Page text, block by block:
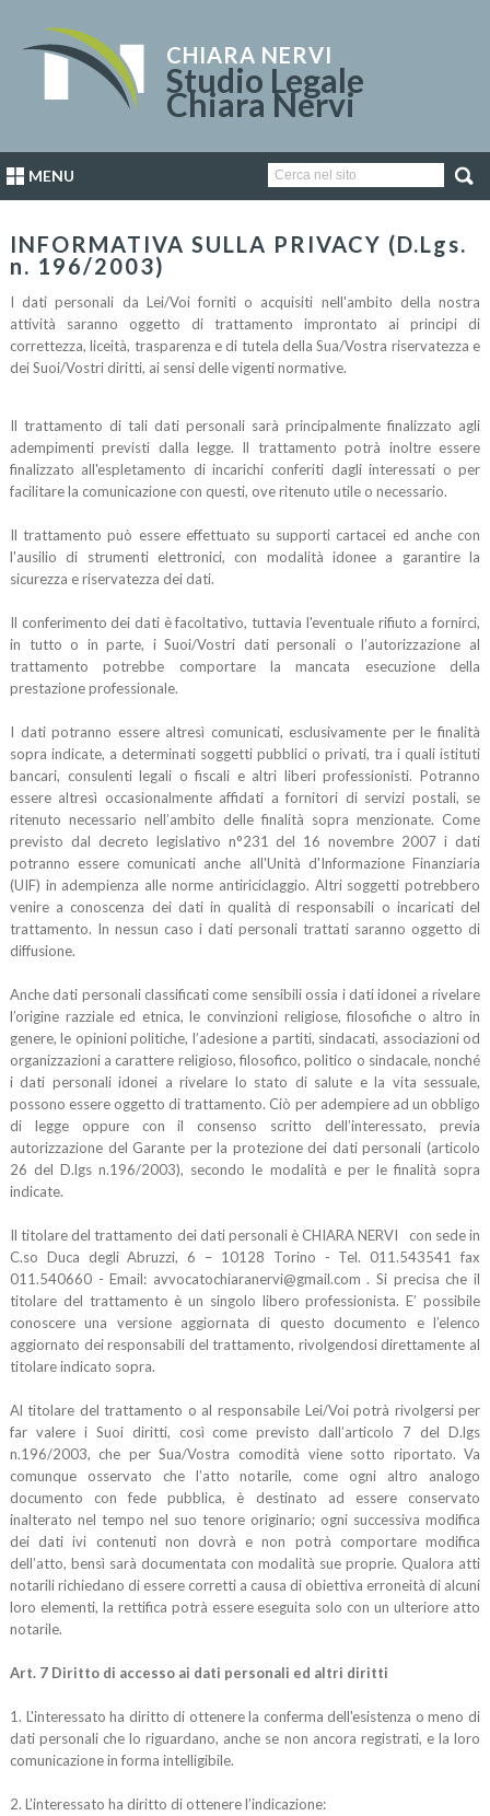
CHIARA NERVI
Studio Legale
Chiara Nervi
MENU
INFORMATIVA SULLA PRIVACY (D.Lgs.
n. 196/2003)
I dati personali da Lei/Voi forniti o acquisiti nell'ambito della nostra
attività saranno oggetto di trattamento improntato ai principi di
correttezza, liceità, trasparenza e di tutela della Sua/Vostra riservatezza e
dei Suoi/Vostri diritti, ai sensi delle vigenti normative.
Il trattamento di tali dati personali sarà principalmente finalizzato agli
adempimenti previsti dalla legge. Il trattamento potrà inoltre essere
finalizzato all'espletamento di incarichi conferiti dagli interessati o per
facilitare la comunicazione con questi, ove ritenuto utile o necessario.
Il trattamento può essere effettuato su supporti cartacei ed anche con
l'ausilio di strumenti elettronici, con modalità idonee a garantire la
sicurezza e riservatezza dei dati.
Il conferimento dei dati è facoltativo, tuttavia l'eventuale rifiuto a fornirci,
in tutto o in parte, i Suoi/Vostri dati personali o l’autorizzazione al
trattamento potrebbe comportare la mancata esecuzione della
prestazione professionale.
I dati potranno essere altresì comunicati, esclusivamente per le finalità
sopra indicate, a determinati soggetti pubblici o privati, tra i quali istituti
bancari, consulenti legali o fiscali e altri liberi professionisti. Potranno
essere altresì occasionalmente affidati a fornitori di servizi postali, se
ritenuto necessario nell’ambito delle finalità sopra menzionate. Come
previsto dal decreto legislativo n°231 del 16 novembre 2007 i dati
potranno essere comunicati anche all'Unità d'Informazione Finanziaria
(UIF) in adempienza alle norme antiriciclaggio. Altri soggetti potrebbero
venire a conoscenza dei dati in qualità di responsabili o incaricati del
trattamento. In nessun caso i dati personali trattati saranno oggetto di
diffusione.
Anche dati personali classificati come sensibili ossia i dati idonei a rivelare
l’origine razziale ed etnica, le convinzioni religiose, filosofiche o altro in
genere, le opinioni politiche, l’adesione a partiti, sindacati, associazioni od
organizzazioni a carattere religioso, filosofico, politico o sindacale, nonché
i dati personali idonei a rivelare lo stato di salute e la vita sessuale,
possono essere oggetto di trattamento. Ciò per adempiere ad un obbligo
di legge oppure con il consenso scritto dell’interessato, previa
autorizzazione del Garante per la protezione dei dati personali (articolo
26 del D.lgs n.196/2003), secondo le modalità e per le finalità sopra
indicate.
Il titolare del trattamento dei dati personali è CHIARA NERVI con sede in
C.so Duca degli Abruzzi, 6 – 10128 Torino - Tel. 011.543541 fax
011.540660 - Email: avvocatochiaranervi@gmail.com . Si precisa che il
titolare del trattamento è un singolo libero professionista. E’ possibile
conoscere una versione aggiornata di questo documento e l’elenco
aggiornato dei responsabili del trattamento, rivolgendosi direttamente al
titolare indicato sopra.
Al titolare del trattamento o al responsabile Lei/Voi potrà rivolgersi per
far valere i Suoi diritti, così come previsto dall’articolo 7 del D.lgs
n.196/2003, che per Sua/Vostra comodità viene sotto riportato. Va
comunque osservato che l’atto notarile, come ogni altro analogo
documento con fede pubblica, è destinato ad essere conservato
inalterato nel tempo nel suo tenore originario; ogni successiva modifica
dei dati ivi contenuti non dovrà e non potrà comportare modifica
dell’atto, bensì sarà documentata con modalità sue proprie. Qualora atti
notarili richiedano di essere corretti a causa di obiettiva erroneità di alcuni
loro elementi, la rettifica potrà essere eseguita solo con un ulteriore atto
notarile.
Art. 7 Diritto di accesso ai dati personali ed altri diritti
1. L'interessato ha diritto di ottenere la conferma dell'esistenza o meno di
dati personali che lo riguardano, anche se non ancora registrati, e la loro
comunicazione in forma intelligibile.
2. L’interessato ha diritto di ottenere l’indicazione: